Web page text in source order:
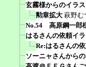
玄霧様からのイラ
勲章拡大 萩野む
No.54 高原鋼一郎
はるさんの依頼イ
Re:はるさんの
ソーニャさんから